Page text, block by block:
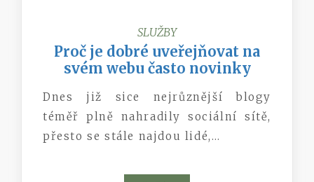
SLUŽBY
Proč je dobré uveřejňovat na
svém webu často novinky
Dnes již sice nejrůznější blogy
téměř plně nahradily sociální sítě,
přesto se stále najdou lidé,…